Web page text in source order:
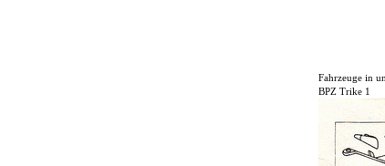
Fahrzeuge in
BPZ Trike 1